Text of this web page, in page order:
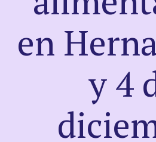
|ES
Registro
en
y 4